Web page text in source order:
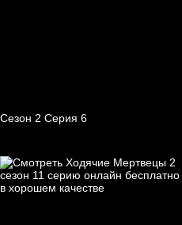
Сезон 2 Серия 6